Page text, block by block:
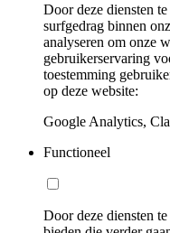
Door deze diensten
surfgedrag binnen
analyseren om onze
gebruikerservaring
toestemming
op deze website:
Google Analytics,
Functioneel
Door deze diensten